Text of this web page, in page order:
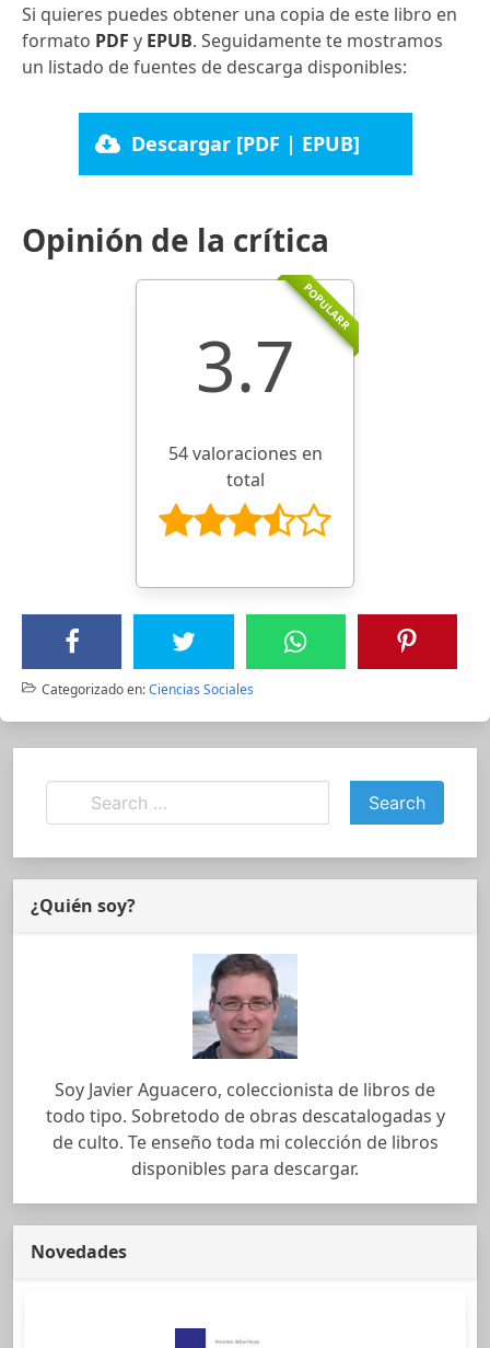
Si quieres puedes obtener una copia de este libro en
formato PDF y EPUB. Seguidamente te mostramos
un listado de fuentes de descarga disponibles:
Descargar [PDF | EPUB]
Opinión de la crítica
POPULARR
3.7
54 valoraciones en
total
Categorizado en:Ciencias Sociales
¿Quién soy?
Soy Javier Aguacero, coleccionista de libros de
todo tipo. Sobretodo de obras descatalogadas y
de culto. Te enseño toda mi colección de libros
disponibles para descargar.
Novedades